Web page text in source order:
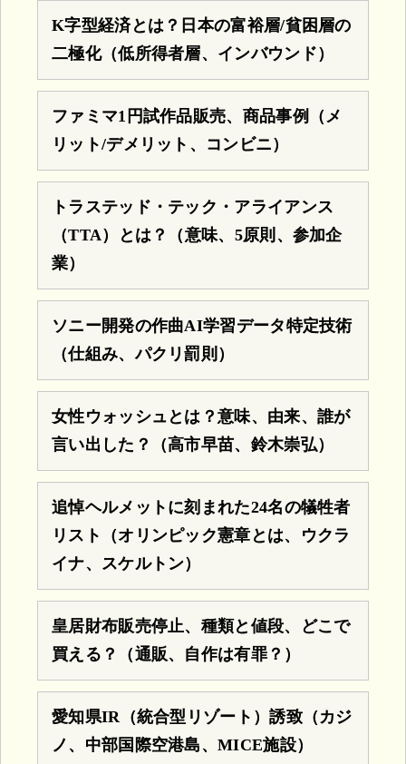
K字型経済とは？日本の富裕層/貧困層の
二極化（低所得者層、インバウンド）
ファミマ1円試作品販売、商品事例（メ
リット/デメリット、コンビニ）
トラステッド・テック・アライアンス
（TTA）とは？（意味、5原則、参加企
業）
ソニー開発の作曲AI学習データ特定技術
（仕組み、パクリ罰則）
女性ウォッシュとは？意味、由来、誰が
言い出した？（高市早苗、鈴木崇弘）
追悼ヘルメットに刻まれた24名の犠牲者
リスト（オリンピック憲章とは、ウクラ
イナ、スケルトン）
皇居財布販売停止、種類と値段、どこで
買える？（通販、自作は有罪？）
愛知県IR（統合型リゾート）誘致（カジ
ノ、中部国際空港島、MICE施設）